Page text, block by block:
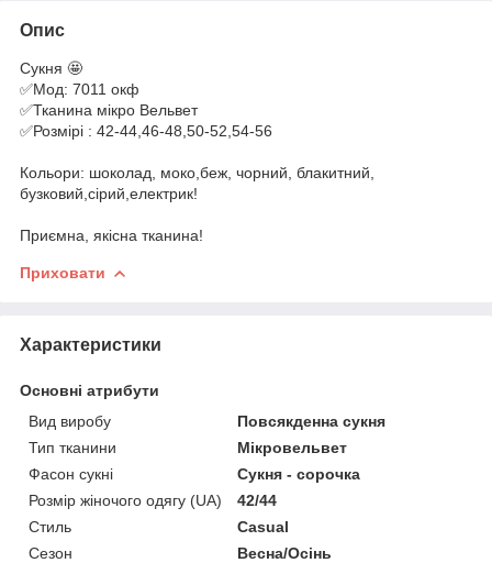
Опис
Сукня 🤩
✅Мод: 7011 окф
✅Тканина мікро Вельвет
✅Розмірі : 42-44,46-48,50-52,54-56
Кольори: шоколад, моко,беж, чорний, блакитний,
бузковий,сірий,електрик!
Приємна, якісна тканина!
Приховати
Характеристики
Основні атрибути
Вид виробу
Повсякденна сукня
Тип тканини
Мікровельвет
Фасон сукні
Сукня - сорочка
Розмір жіночого одягу (UA)
42/44
Стиль
Casual
Сезон
Весна/Осінь